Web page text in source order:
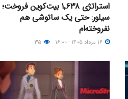
استراتژی ۱٬۶۳۸ بیت‌کوین فروخت؛
سیلور: حتی یک ساتوشی هم
نفروخته‌ام